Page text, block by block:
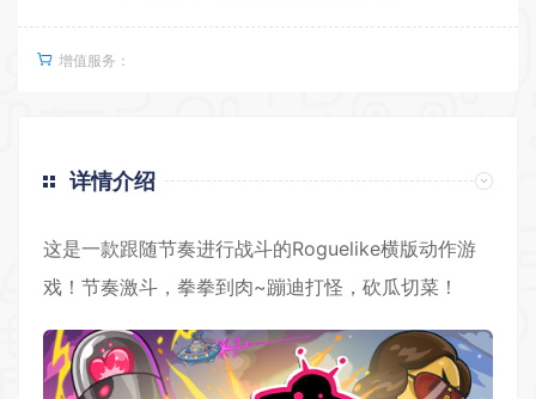
增值服务：
详情介绍
这是一款跟随节奏进行战斗的Roguelike横版动作游
戏 ！节奏激斗，拳拳到肉~蹦迪打怪，砍瓜切菜！